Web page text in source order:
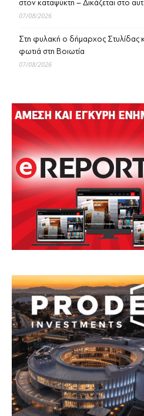
στον καταψύκτη – Δικάζεται στο
07/08/2026
Στη φυλακή ο δήμαρχος Στυλίδας
φωτιά στη Βοιωτία
07/08/2026